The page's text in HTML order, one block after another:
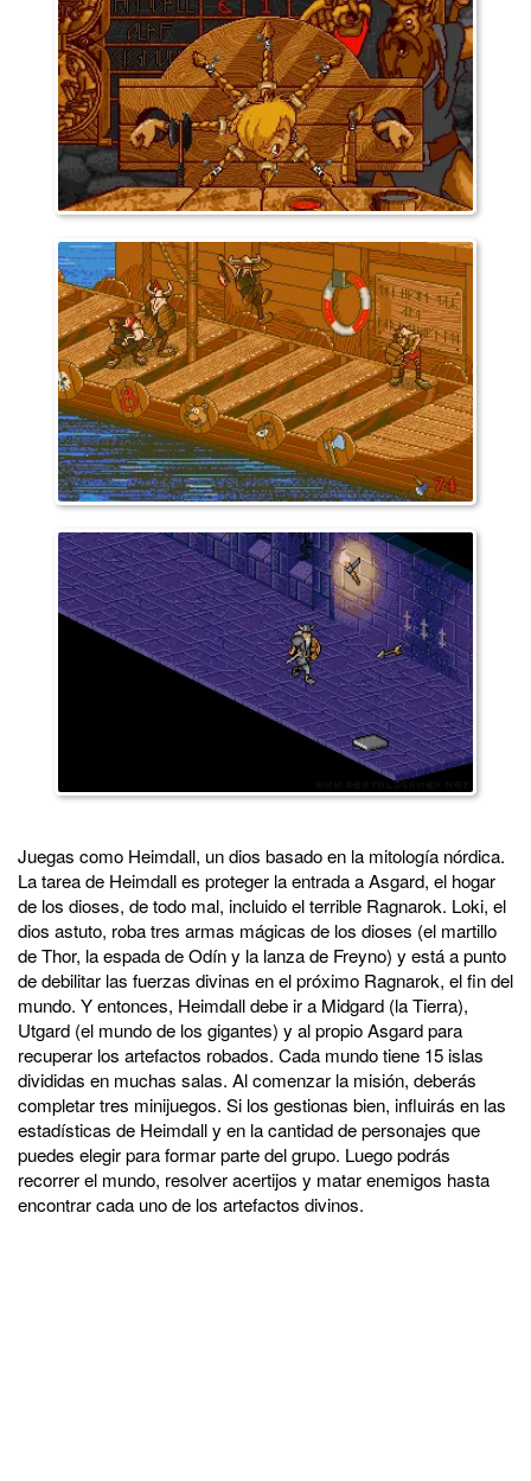
Juegas como Heimdall, un dios basado en la mitología nórdica.
La tarea de Heimdall es proteger la entrada a Asgard, el hogar
de los dioses, de todo mal, incluido el terrible Ragnarok. Loki, el
dios astuto, roba tres armas mágicas de los dioses (el martillo
de Thor, la espada de Odín y la lanza de Freyno) y está a punto
de debilitar las fuerzas divinas en el próximo Ragnarok, el fin del
mundo. Y entonces, Heimdall debe ir a Midgard (la Tierra),
Utgard (el mundo de los gigantes) y al propio Asgard para
recuperar los artefactos robados. Cada mundo tiene 15 islas
divididas en muchas salas. Al comenzar la misión, deberás
completar tres minijuegos. Si los gestionas bien, influirás en las
estadísticas de Heimdall y en la cantidad de personajes que
puedes elegir para formar parte del grupo. Luego podrás
recorrer el mundo, resolver acertijos y matar enemigos hasta
encontrar cada uno de los artefactos divinos.